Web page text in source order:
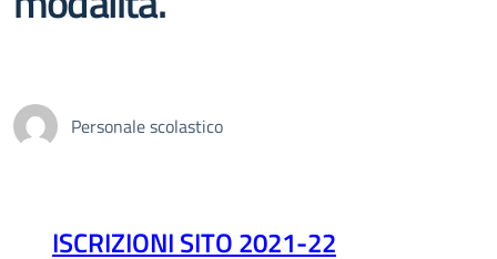
Personale scolastico
ISCRIZIONI SITO 2021-22